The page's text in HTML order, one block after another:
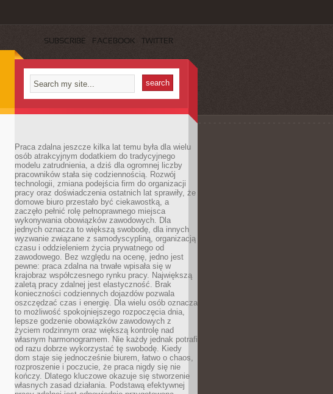
SUBSCRIBE FACEBOOK TWITTER
Praca zdalna jeszcze kilka lat temu była dla wielu
osób atrakcyjnym dodatkiem do tradycyjnego
modelu zatrudnienia, a dziś dla ogromnej liczby
pracowników stała się codziennością. Rozwój
technologii, zmiana podejścia firm do organizacji
pracy oraz doświadczenia ostatnich lat sprawiły, że
domowe biuro przestało być ciekawostką, a
zaczęło pełnić rolę pełnoprawnego miejsca
wykonywania obowiązków zawodowych. Dla
jednych oznacza to większą swobodę, dla innych
wyzwanie związane z samodyscypliną, organizacją
czasu i oddzieleniem życia prywatnego od
zawodowego. Bez względu na ocenę, jedno jest
pewne: praca zdalna na trwałe wpisała się w
krajobraz współczesnego rynku pracy. Największą
zaletą pracy zdalnej jest elastyczność. Brak
konieczności codziennych dojazdów pozwala
oszczędzać czas i energię. Dla wielu osób oznacza
to możliwość spokojniejszego rozpoczęcia dnia,
lepsze godzenie obowiązków zawodowych z
życiem rodzinnym oraz większą kontrolę nad
własnym harmonogramem. Nie każdy jednak potrafi
od razu dobrze wykorzystać tę swobodę. Kiedy
dom staje się jednocześnie biurem, łatwo o chaos,
rozproszenie i poczucie, że praca nigdy się nie
kończy. Dlatego kluczowe okazuje się stworzenie
własnych zasad działania. Podstawą efektywnej